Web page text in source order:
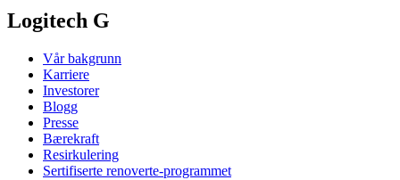
Logitech G
Vår bakgrunn
Karriere
Investorer
Blogg
Presse
Bærekraft
Resirkulering
Sertifiserte renoverte-programmet